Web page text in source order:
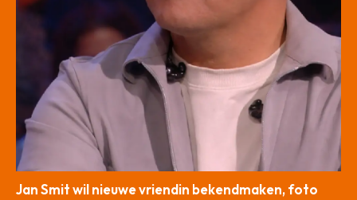
Jan Smit wil nieuwe vriendin bekendmaken, foto